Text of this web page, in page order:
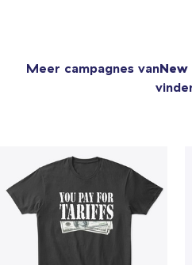
Meer campagnes vanNew